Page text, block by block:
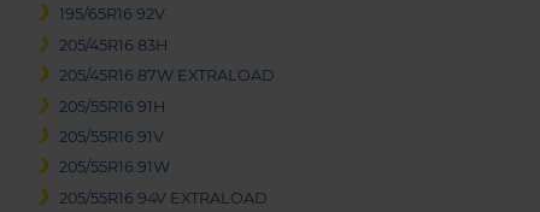
195/65R16 92V
205/45R16 83H
205/45R16 87W EXTRALOAD
205/55R16 91H
205/55R16 91V
205/55R16 91W
205/55R16 94V EXTRALOAD